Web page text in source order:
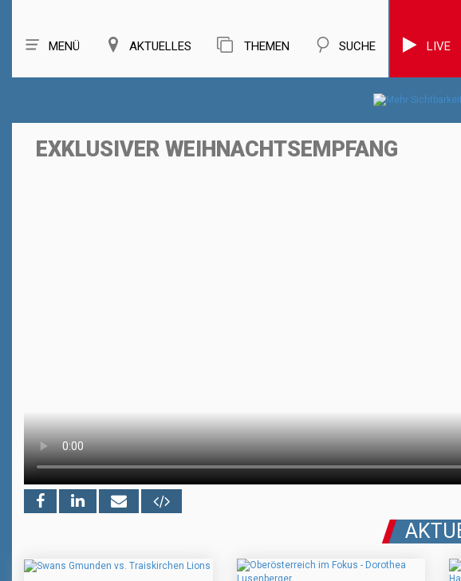
MENÜ AKTUELLES THEMEN SUCHE LIVE
EXKLUSIVER WEIHNACHTSEMPFANG